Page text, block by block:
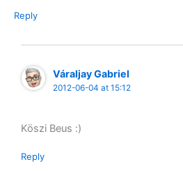
Reply
Váraljay Gabriel
2012-06-04 at 15:12
Köszi Beus :)
Reply